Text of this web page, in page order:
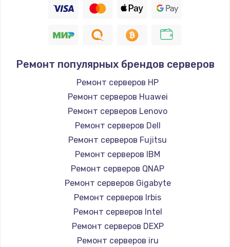
Заказать
Установка драйверов
725 руб.
Заказать
Замена вебкамеры
1260 руб.
Заказать
Ремонт петель крышки
990 руб.
Заказать
Настройка Wi-Fi
1030 руб.
Заказать
Ремонт популярных брендов серверов
Ремонт серверов HP
Ремонт серверов Huawei
Ремонт серверов Lenovo
Ремонт серверов Dell
Ремонт серверов Fujitsu
Ремонт серверов IBM
Ремонт серверов QNAP
Ремонт серверов Gigabyte
Ремонт серверов Irbis
Ремонт серверов Intel
Ремонт серверов DEXP
Ремонт серверов iru